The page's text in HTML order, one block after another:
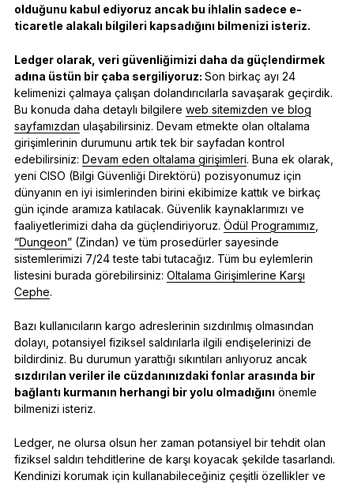
olduğunu kabul ediyoruz ancak bu ihlalin sadece e-
ticaretle alakalı bilgileri kapsadığını bilmenizi isteriz.
Ledger olarak, veri güvenliğimizi daha da güçlendirmek
adına üstün bir çaba sergiliyoruz: Son birkaç ayı 24
kelimenizi çalmaya çalışan dolandırıcılarla savaşarak geçirdik.
Bu konuda daha detaylı bilgilere web sitemizden ve blog
sayfamızdan ulaşabilirsiniz. Devam etmekte olan oltalama
girişimlerinin durumunu artık tek bir sayfadan kontrol
edebilirsiniz: Devam eden oltalama girişimleri. Buna ek olarak,
yeni CISO (Bilgi Güvenliği Direktörü) pozisyonumuz için
dünyanın en iyi isimlerinden birini ekibimize kattık ve birkaç
gün içinde aramıza katılacak. Güvenlik kaynaklarımızı ve
faaliyetlerimizi daha da güçlendiriyoruz. Ödül Programımız
“Dungeon”(Zindan) ve tüm prosedürler sayesinde
sistemlerimizi 7/24 teste tabi tutacağız. Tüm bu eylemlerin
listesini burada görebilirsiniz: Oltalama Girişimlerine Karşı
Cephe.
Bazı kullanıcıların kargo adreslerinin sızdırılmış olmasından
dolayı, potansiyel fiziksel saldırılarla ilgili endişelerinizi de
bildirdiniz. Bu durumun yarattığı sıkıntıları anlıyoruz ancak
sızdırılan veriler ile cüzdanınızdaki fonlar arasında bir
bağlantı kurmanın herhangi bir yolu olmadığını önemle
bilmenizi isteriz.
Ledger, ne olursa olsun her zaman potansiyel bir tehdit olan
fiziksel saldırı tehditlerine de karşı koyacak şekilde tasarlandı.
Kendinizi korumak için kullanabileceğiniz çeşitli özellikler ve